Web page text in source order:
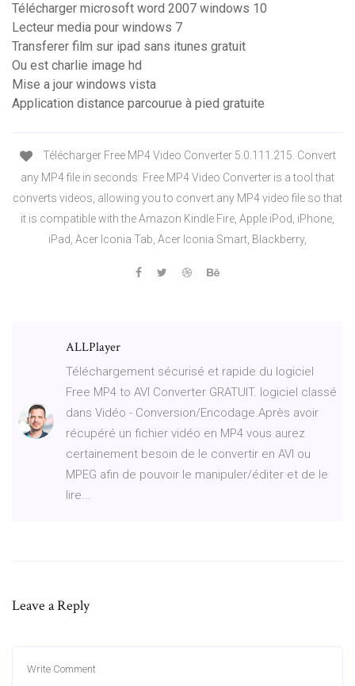
Télécharger microsoft word 2007 windows 10
Lecteur media pour windows 7
Transferer film sur ipad sans itunes gratuit
Ou est charlie image hd
Mise a jour windows vista
Application distance parcourue à pied gratuite
Télécharger Free MP4 Video Converter 5.0.111.215. Convert
any MP4 file in seconds. Free MP4 Video Converter is a tool that
converts videos, allowing you to convert any MP4 video file so that
it is compatible with the Amazon Kindle Fire, Apple iPod, iPhone,
iPad, Acer Iconia Tab, Acer Iconia Smart, Blackberry,
ALLPlayer
Téléchargement sécurisé et rapide du logiciel
Free MP4 to AVI Converter GRATUIT. logiciel classé
dans Vidéo - Conversion/Encodage.Après avoir
récupéré un fichier vidéo en MP4 vous aurez
certainement besoin de le convertir en AVI ou
MPEG afin de pouvoir le manipuler/éditer et de le
lire...
Leave a Reply